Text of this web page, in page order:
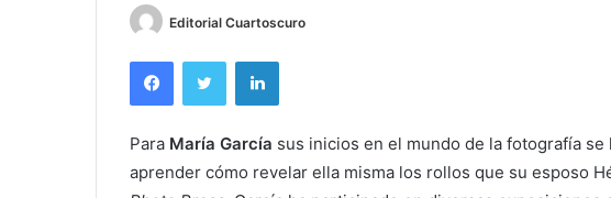
Editorial Cuartoscuro
FacebookTwitter LinkedIn
Para María García sus inicios en el mundo de la fotografía
aprender cómo revelar ella misma los rollos que su esposo